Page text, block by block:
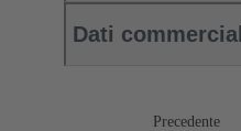
Dati
Precedente